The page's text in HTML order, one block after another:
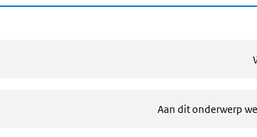
Aan dit onderwerp